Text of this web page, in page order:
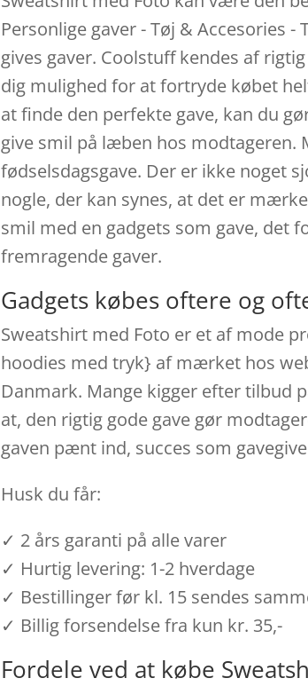
Personlige gaver - Tøj & Accesories
gives gaver. Coolstuff kendes af
dig mulighed for at fortryde købet
at finde den perfekte gave, kan du
give smil på læben hos modtageren.
fødselsdagsgave. Der er ikke noget
nogle, der kan synes, at det er
smil med en gadgets som gave, det
fremragende gaver.
Gadgets købes oftere og
Sweatshirt med Foto er et af mode
hoodies med tryk} af mærket hos
Danmark. Mange kigger efter tilbud
at, den rigtig gode gave gør
gaven pænt ind, succes som
Husk du får:
✓ 2 års garanti på alle varer
✓ Hurtig levering: 1-2 hverdage
✓ Bestillinger før kl. 15 sendes
✓ Billig forsendelse fra kun kr. 35,-
Fordele ved at købe